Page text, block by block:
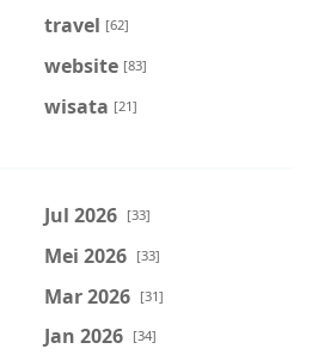
travel [62]
website [83]
wisata [21]
Jul 2026 [33]
Mei 2026 [33]
Mar 2026 [31]
Jan 2026 [34]